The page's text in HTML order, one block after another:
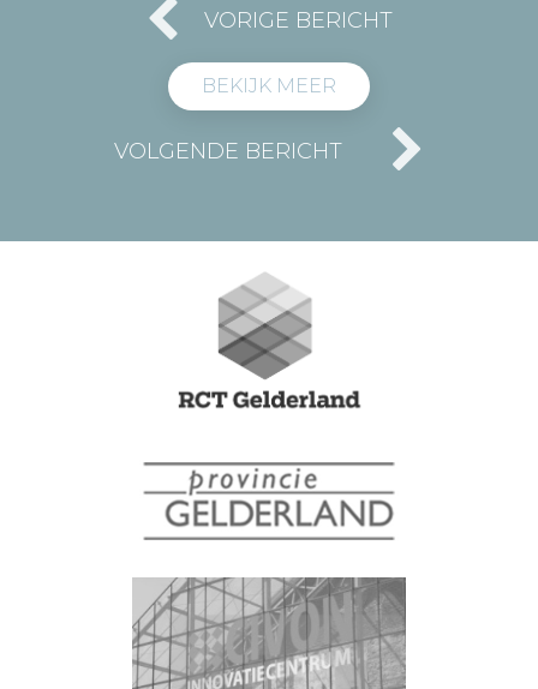
VORIGE BERICHT
BEKIJK MEER
VOLGENDE BERICHT